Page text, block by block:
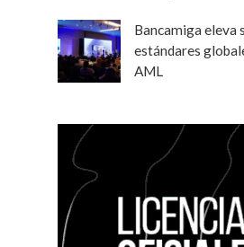
Bancamiga eleva
estándares
AML